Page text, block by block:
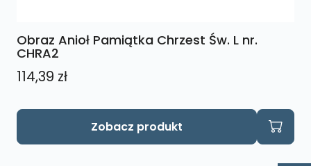
Obraz Anioł Pamiątka Chrzest Św. L nr.
CHRA2
114,39 zł
Zobacz produkt